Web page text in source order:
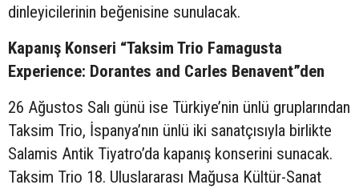
dinleyicilerinin beğenisine sunulacak.
Kapanış Konseri “Taksim Trio Famagusta
Experience: Dorantes and Carles Benavent”den
26 Ağustos Salı günü ise Türkiye’nin ünlü gruplarından
Taksim Trio, İspanya’nın ünlü iki sanatçısıyla birlikte
Salamis Antik Tiyatro’da kapanış konserini sunacak.
Taksim Trio 18. Uluslararası Mağusa Kültür-Sanat